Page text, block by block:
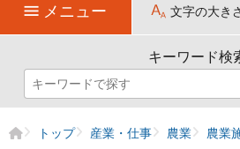
メニュー 文字の大き
キーワード検
トップ 産業・仕事 農業 農業